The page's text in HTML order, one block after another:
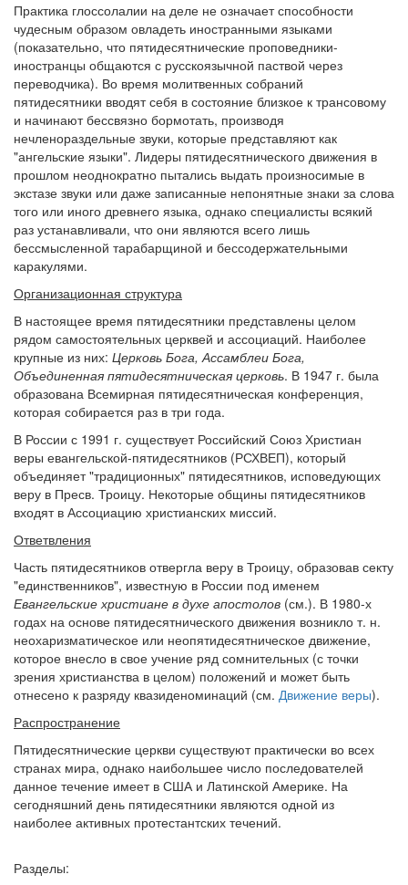
Практика глоссолалии на деле не означает способности
чудесным образом овладеть иностранными языками
(показательно, что пятидесятнические проповедники-
иностранцы общаются с русскоязычной паствой через
переводчика). Во время молитвенных собраний
пятидесятники вводят себя в состояние близкое к трансовому
и начинают бессвязно бормотать, производя
нечленораздельные звуки, которые представляют как
"ангельские языки". Лидеры пятидесятнического движения в
прошлом неоднократно пытались выдать произносимые в
экстазе звуки или даже записанные непонятные знаки за слова
того или иного древнего языка, однако специалисты всякий
раз устанавливали, что они являются всего лишь
бессмысленной тарабарщиной и бессодержательными
каракулями.
Организационная структура
В настоящее время пятидесятники представлены целом
рядом самостоятельных церквей и ассоциаций. Наиболее
крупные из них: Церковь Бога, Ассамблеи Бога,
Объединенная пятидесятническая церковь. В 1947 г. была
образована Всемирная пятидесятническая конференция,
которая собирается раз в три года.
В России с 1991 г. существует Российский Союз Христиан
веры евангельской-пятидесятников (РСХВЕП), который
объединяет "традиционных" пятидесятников, исповедующих
веру в Пресв. Троицу. Некоторые общины пятидесятников
входят в Ассоциацию христианских миссий.
Ответвления
Часть пятидесятников отвергла веру в Троицу, образовав секту
"единственников", известную в России под именем
Евангельские христиане в духе апостолов (см.). В 1980-х
годах на основе пятидесятнического движения возникло т. н.
неохаризматическое или неопятидесятническое движение,
которое внесло в свое учение ряд сомнительных (с точки
зрения христианства в целом) положений и может быть
отнесено к разряду квазиденоминаций (см. Движение веры).
Распространение
Пятидесятнические церкви существуют практически во всех
странах мира, однако наибольшее число последователей
данное течение имеет в США и Латинской Америке. На
сегодняшний день пятидесятники являются одной из
наиболее активных протестантских течений.
Разделы: